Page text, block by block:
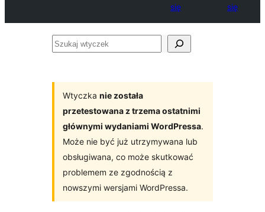
się
się
Szukaj
Wtyczka nie została
przetestowana z trzema ostatnimi
głównymi wydaniami WordPressa.
Może nie być już utrzymywana lub
obsługiwana, co może skutkować
problemem ze zgodnością z
nowszymi wersjami WordPressa.